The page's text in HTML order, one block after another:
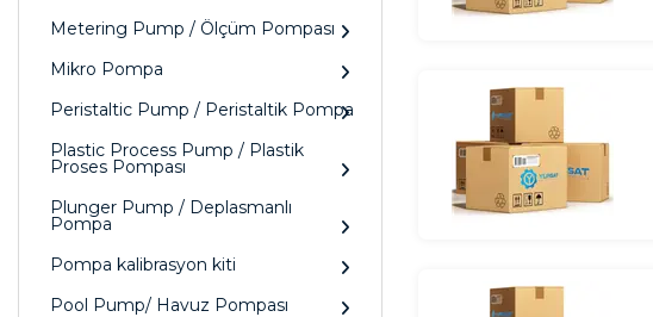
Metering Pump / Ölçüm Pompası
Mikro Pompa
Peristaltic Pump / Peristaltik Pompa
Plastic Process Pump / Plastik
Proses Pompası
Plunger Pump / Deplasmanlı
Pompa
Pompa kalibrasyon kiti
Pool Pump/ Havuz Pompası